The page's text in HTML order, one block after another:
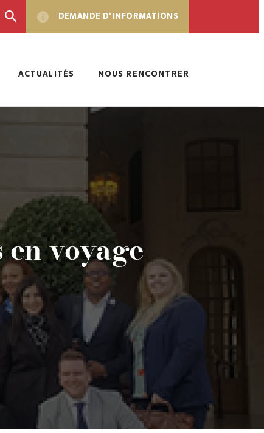
DEMANDE D'INFORMATIONS
ACTUALITÉS NOUS RENCONTRER
voyage